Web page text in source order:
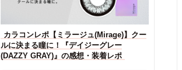
カラコンレポ【ミラージュ(Mirage)】クー
ルに決まる瞳に！『デイジーグレー
(DAZZY GRAY)』の感想・装着レポ